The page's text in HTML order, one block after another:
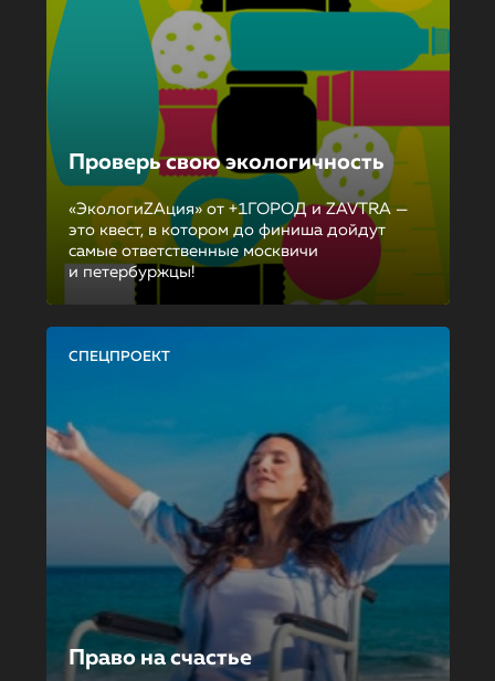
Проверь свою экологичность
«ЭкологиZAция» от +1ГОРОД и ZAVTRA —
это квест, в котором до финиша дойдут
самые ответственные москвичи
и петербуржцы!
СПЕЦПРОЕКТ
Право на счастье